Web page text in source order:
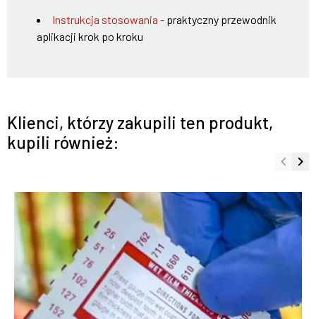
Instrukcja stosowania - praktyczny przewodnik
aplikacji krok po kroku
Klienci, którzy zakupili ten produkt,
kupili również:
keyboard_arrow_left keyboard_arrow_right